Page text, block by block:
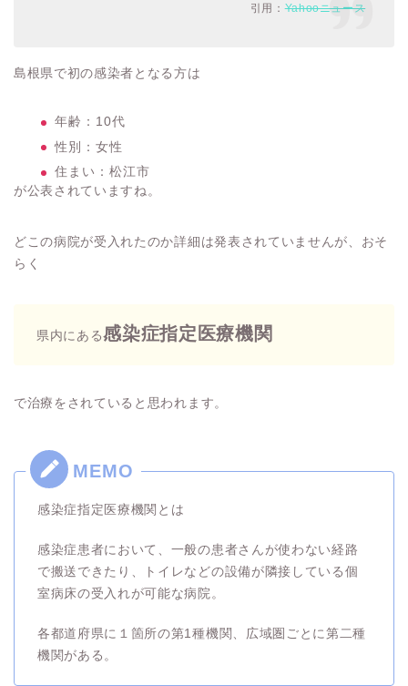
引用：Yahooニュース
島根県で初の感染者となる方は
年齢：10代
性別：女性
住まい：松江市
が公表されていますね。
どこの病院が受入れたのか詳細は発表されていませんが、おそ
らく
県内にある感染症指定医療機関
で治療をされていると思われます。
感染症指定医療機関とは
感染症患者において、一般の患者さんが使わない経路
で搬送できたり、トイレなどの設備が隣接している個
室病床の受入れが可能な病院。
各都道府県に１箇所の第1種機関、広域圏ごとに第二種
機関がある。